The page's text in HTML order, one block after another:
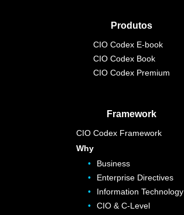
Produtos
CIO Codex E-book
CIO Codex Book
CIO Codex Premium
Framework
CIO Codex Framework
Why
Business
Enterprise Directives
Information Technology
CIO & C-Level